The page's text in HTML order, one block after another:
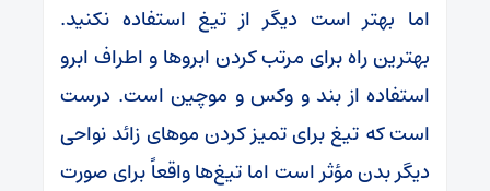
اما بهتر است دیگر از تیغ استفاده نکنید.
بهترین راه برای مرتب کردن ابروها و اطراف ابرو
استفاده از بند و وکس و موچین است. درست
است که تیغ برای تمیز کردن موهای زائد نواحی
دیگر بدن مؤثر است اما تیغ‌ها واقعاً برای صورت